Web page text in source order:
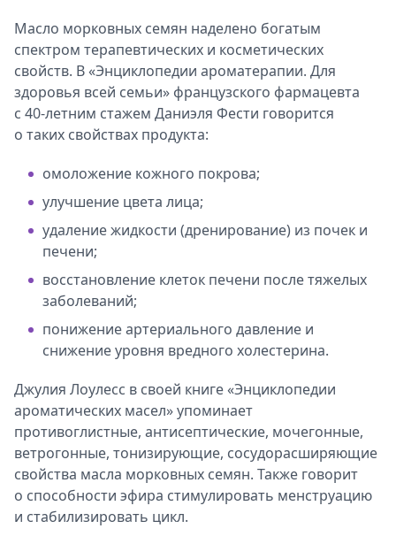
Масло морковных семян наделено богатым
спектром терапевтических и косметических
свойств. В «Энциклопедии ароматерапии. Для
здоровья всей семьи» французского фармацевта
с 40-летним стажем Даниэля Фести говорится
о таких свойствах продукта:
омоложение кожного покрова;
улучшение цвета лица;
удаление жидкости (дренирование) из почек и
печени;
восстановление клеток печени после тяжелых
заболеваний;
понижение артериального давление и
снижение уровня вредного холестерина.
Джулия Лоулесс в своей книге «Энциклопедии
ароматических масел» упоминает
противоглистные, антисептические, мочегонные,
ветрогонные, тонизирующие, сосудорасширяющие
свойства масла морковных семян. Также говорит
о способности эфира стимулировать менструацию
и стабилизировать цикл.